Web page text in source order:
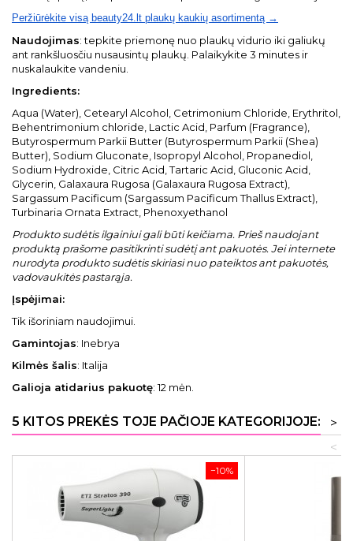
Peržiūrėkite visą beauty24.lt plaukų kaukių asortimentą →
Naudojimas: tepkite priemonę nuo plaukų vidurio iki galiukų
ant rankšluosčiu nusausintų plaukų. Palaikykite 3 minutes ir
nuskalaukite vandeniu.
Ingredients:
Aqua (Water), Cetearyl Alcohol, Cetrimonium Chloride, Erythritol,
Behentrimonium chloride, Lactic Acid, Parfum (Fragrance),
Butyrospermum Parkii Butter (Butyrospermum Parkii (Shea)
Butter), Sodium Gluconate, Isopropyl Alcohol, Propanediol,
Sodium Hydroxide, Citric Acid, Tartaric Acid, Gluconic Acid,
Glycerin, Galaxaura Rugosa (Galaxaura Rugosa Extract),
Sargassum Pacificum (Sargassum Pacificum Thallus Extract),
Turbinaria Ornata Extract, Phenoxyethanol
Produkto sudėtis ilgainiui gali būti keičiama. Prieš naudojant
produktą prašome pasitikrinti sudėtį ant pakuotės. Jei internete
nurodyta produkto sudėtis skiriasi nuo pateiktos ant pakuotės,
vadovaukitės pastarąja.
Įspėjimai:
Tik išoriniam naudojimui.
Gamintojas: Inebrya
Kilmės šalis: Italija
Galioja atidarius pakuotę: 12 mėn.
5 KITOS PREKĖS TOJE PAČIOJE KATEGORIJOJE:
>
<
−10%